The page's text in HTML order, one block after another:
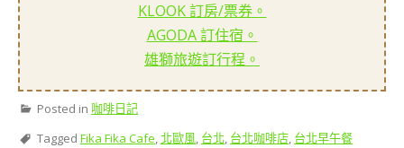
KLOOK 訂房/票券。
AGODA 訂住宿。
雄獅旅遊訂行程。
Posted in 咖啡日記
Tagged Fika Fika Cafe,北歐風, 台北, 台北咖啡店, 台北早午餐